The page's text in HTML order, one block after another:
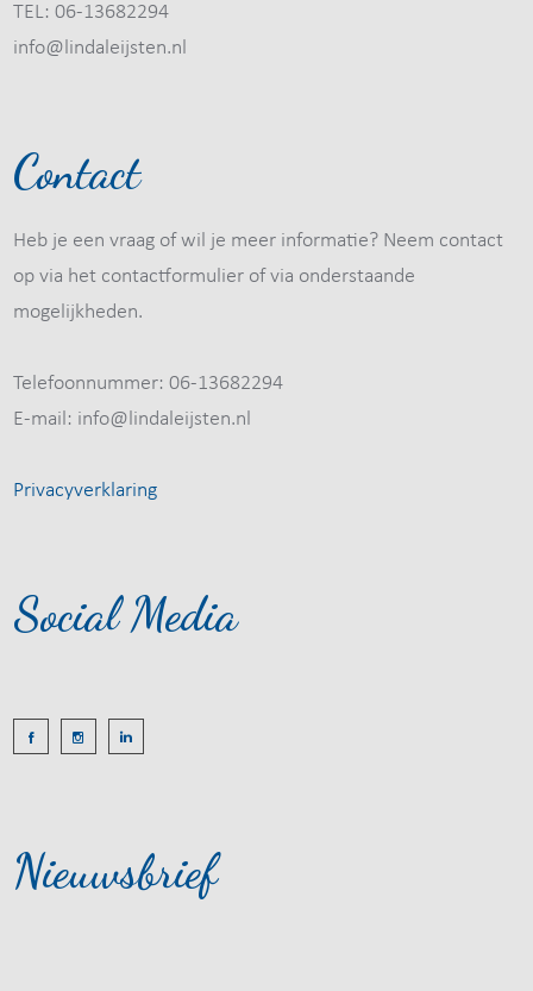
TEL: 06-13682294
info@lindaleijsten.nl
Contact
Heb je een vraag of wil je meer informatie? Neem contact
op via het contactformulier of via onderstaande
mogelijkheden.
Telefoonnummer: 06-13682294
E-mail: info@lindaleijsten.nl
Privacyverklaring
Social Media
Nieuwsbrief